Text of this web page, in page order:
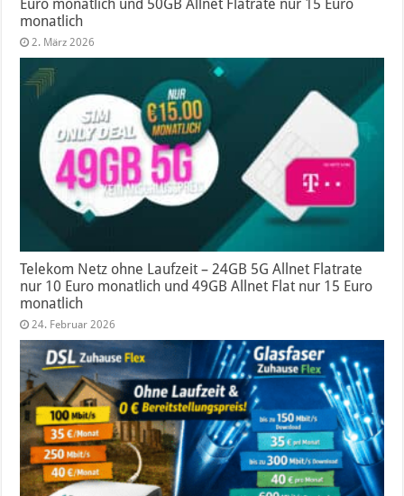
Euro monatlich und 50GB Allnet Flatrate nur 15 Euro
monatlich
2. März 2026
Telekom Netz ohne Laufzeit – 24GB 5G Allnet Flatrate
nur 10 Euro monatlich und 49GB Allnet Flat nur 15 Euro
monatlich
24. Februar 2026